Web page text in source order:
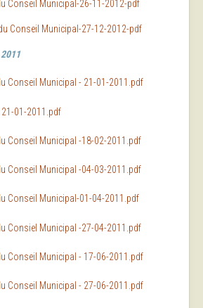
Conseil Municipal-26-11-2012-pdf
Conseil Municipal-27-12-2012-pdf
2011
Conseil Municipal - 21-01-2011.pdf
01-2011.pdf
Conseil Municipal -18-02-2011.pdf
Conseil Municipal -04-03-2011.pdf
Conseil Municipal-01-04-2011.pdf
Consiel Municipal -27-04-2011.pdf
Conseil Municipal - 17-06-2011.pdf
Conseil Municipal - 27-06-2011.pdf